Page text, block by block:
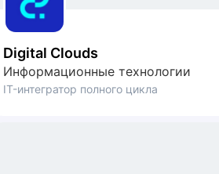
Digital Clouds
Информационные технологии
IT-интегратор полного цикла